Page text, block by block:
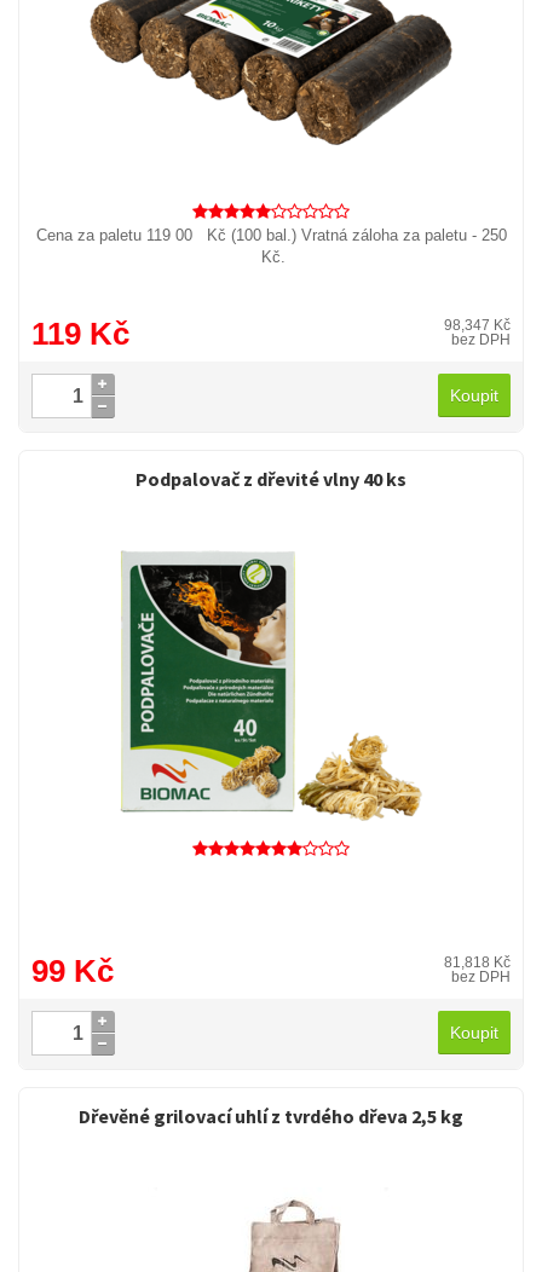
Cena za paletu 119 00 Kč (100 bal.) Vratná záloha za paletu - 250
Kč.
119 Kč
98,347 Kč
bez DPH
Koupit
Podpalovač z dřevité vlny 40 ks
99 Kč
81,818 Kč
bez DPH
Koupit
Dřevěné grilovací uhlí z tvrdého dřeva 2,5 kg